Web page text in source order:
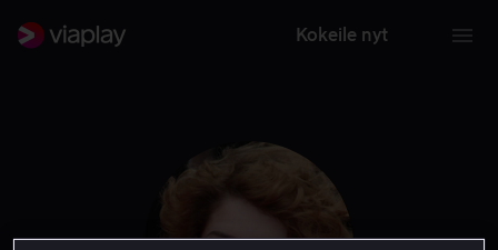
Kokeile nyt